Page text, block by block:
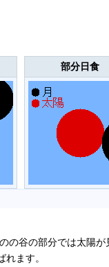
部分日食
谷の部分では太陽が
れます。